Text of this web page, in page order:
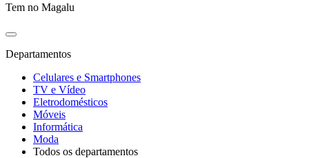
Tem no Magalu
Departamentos
Celulares e Smartphones
TV e Vídeo
Eletrodomésticos
Móveis
Informática
Moda
Todos os departamentos